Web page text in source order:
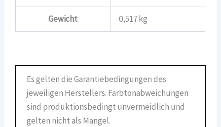
Gewicht 0,517 kg
Es gelten die Garantiebedingungen des
jeweiligen Herstellers. Farbtonabweichungen
sind produktionsbedingt unvermeidlich und
gelten nicht als Mangel.